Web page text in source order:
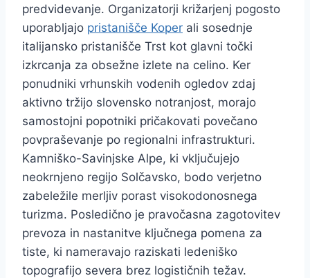
predvidevanje. Organizatorji križarjenj pogosto
uporabljajo pristanišče Koper ali sosednje
italijansko pristanišče Trst kot glavni točki
izkrcanja za obsežne izlete na celino. Ker
ponudniki vrhunskih vodenih ogledov zdaj
aktivno tržijo slovensko notranjost, morajo
samostojni popotniki pričakovati povečano
povpraševanje po regionalni infrastrukturi.
Kamniško-Savinjske Alpe, ki vključujejo
neokrnjeno regijo Solčavsko, bodo verjetno
zabeležile merljiv porast visokodonosnega
turizma. Posledično je pravočasna zagotovitev
prevoza in nastanitve ključnega pomena za
tiste, ki nameravajo raziskati ledeniško
topografijo severa brez logističnih težav.